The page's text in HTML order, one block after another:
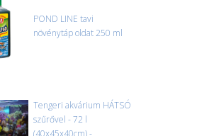
POND LINE tavi
növénytáp oldat 250 ml
Tengeri akvárium HÁTSÓ
szűrővel - 72 l
(40x45x40cm) -